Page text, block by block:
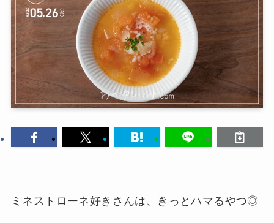
ミネストローネ好きさんは、きっとハマるやつ◎